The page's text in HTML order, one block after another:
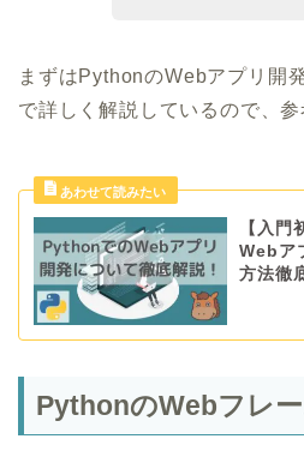
まずはPythonのWebアプリ開
で詳しく解説しているので、参
【入
Webア
方法徹
PythonのWebフレ